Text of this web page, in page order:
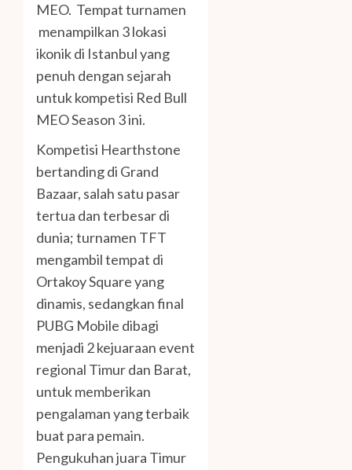
MEO. Tempat turnamen
menampilkan 3 lokasi
ikonik di Istanbul yang
penuh dengan sejarah
untuk kompetisi Red Bull
MEO Season 3 ini.
Kompetisi Hearthstone
bertanding di Grand
Bazaar, salah satu pasar
tertua dan terbesar di
dunia; turnamen TFT
mengambil tempat di
Ortakoy Square yang
dinamis, sedangkan final
PUBG Mobile dibagi
menjadi 2 kejuaraan event
regional Timur dan Barat,
untuk memberikan
pengalaman yang terbaik
buat para pemain.
Pengukuhan juara Timur